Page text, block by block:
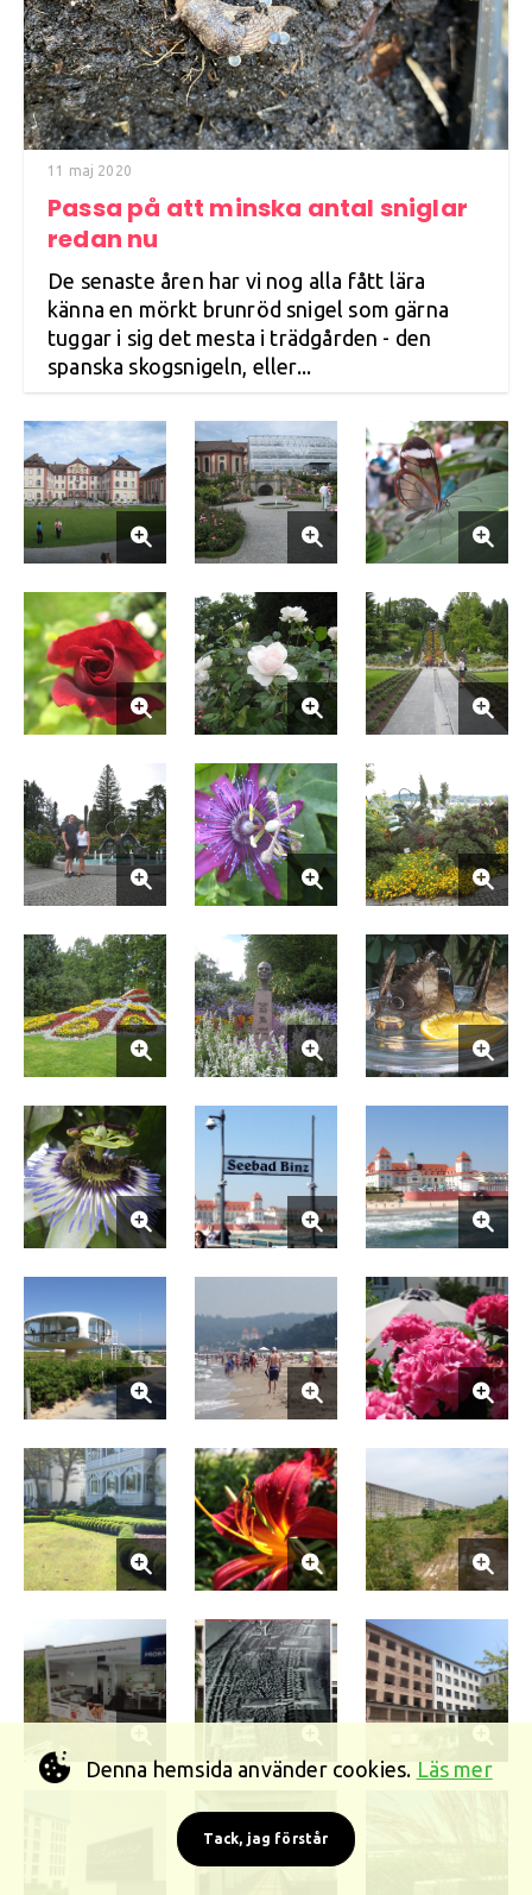
11 maj 2020
Passa på att minska antal sniglar
redan nu
De senaste åren har vi nog alla fått lära
känna en mörkt brunröd snigel som gärna
tuggar i sig det mesta i trädgården - den
spanska skogsnigeln, eller...
Denna hemsida använder cookies. Läs mer
Tack, jag förstår